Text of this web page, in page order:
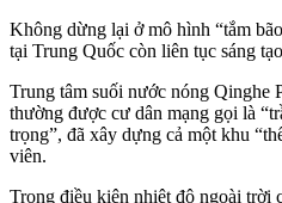
Không dừng lại ở mô hình “tắm
tại Trung Quốc còn liên tục sáng
Trung tâm suối nước nóng Qinghe
thường được cư dân mạng gọi là
trọng”, đã xây dựng cả một khu
viên.
Trong điều kiện nhiệt độ ngoài trời